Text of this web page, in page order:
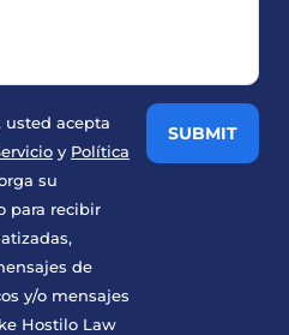
usted acepta
y Política
su
para recibir
de
y/o mensajes
Hostilo Law